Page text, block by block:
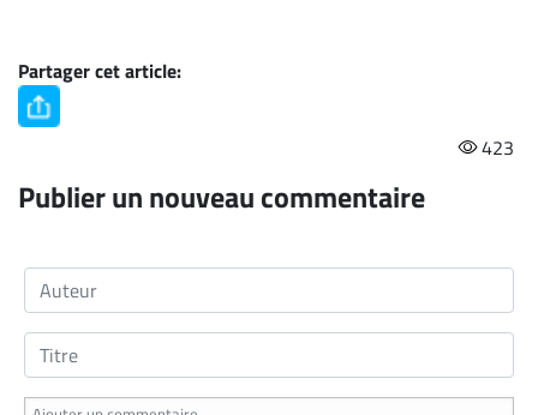
Partager cet article:
423
Publier un nouveau commentaire